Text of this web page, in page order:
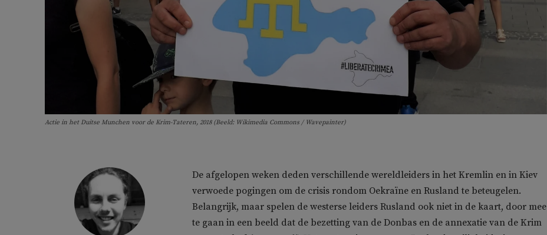
Actie in het Duitse Munchen voor de Krim-Tateren, 2018 (Beeld: Wikimedia Commons / Wavepainter)
De afgelopen weken deden verschillende wereldleiders in het Kremlin en in Kiev
verwoede pogingen om de crisis rondom Oekraïne en Rusland te beteugelen.
Belangrijk, maar spelen de westerse leiders Rusland ook niet in de kaart, door mee
te gaan in een beeld dat de bezetting van de Donbas en de annexatie van de Krim